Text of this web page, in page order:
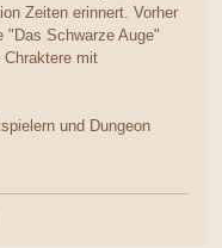
Zeiten erinnert. Vorher
"Das Schwarze Auge"
Chraktere mit
und Dungeon